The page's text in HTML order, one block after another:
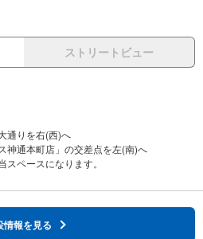
ストリートビュー
通りを右(西)へ
神通本町店」の交差点を左(南)へ
情報を見る